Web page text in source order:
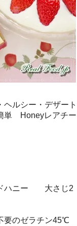
ルシー・デザート
単 Honeyレアチー
ハニー 大さじ2
要のゼラチン45℃